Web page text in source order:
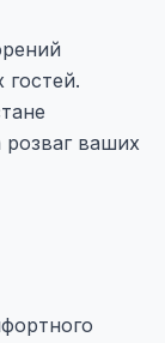
розваг ваших